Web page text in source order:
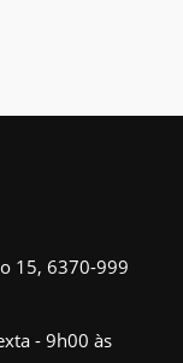
15, 6370-999
- 9h00 às